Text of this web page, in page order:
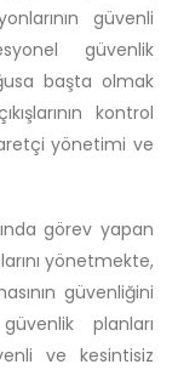
güvenli
güvenlik
başta olmak
kontrol
yönetimi ve
görev yapan
yönetmekte,
güvenliğini
planları
ve kesintisiz